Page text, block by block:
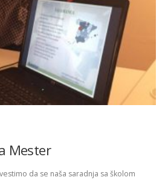
Mester
da se naša saradnja sa školom